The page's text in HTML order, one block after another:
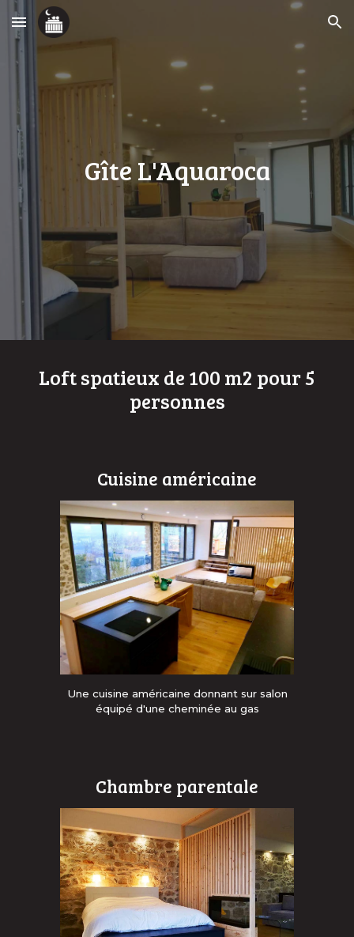
Skip to main content Skip to navigation
Gîte L'Aquaroca
Loft spatieux de 100 m2 pour 5
personnes
Cuisine américaine
Une cuisine américaine donnant sur salon
équipé d'une cheminée au gas
Chambre parentale